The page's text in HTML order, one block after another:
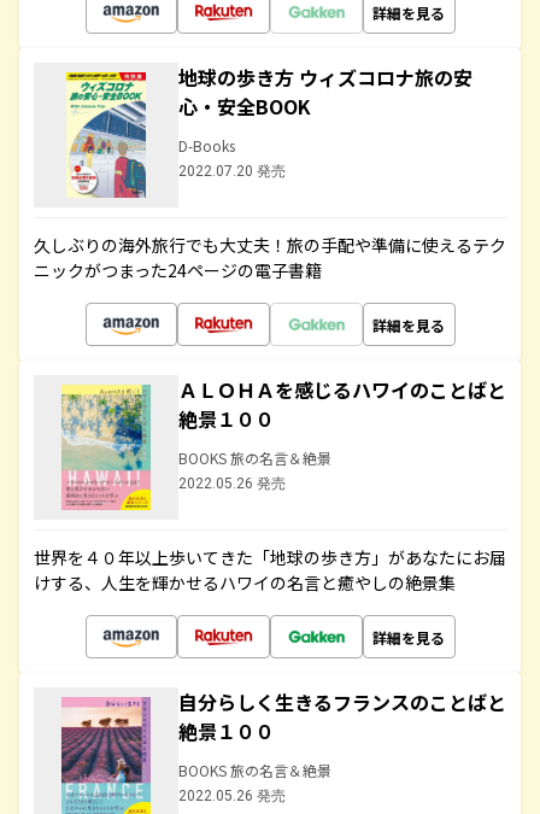
詳細を見る
地球の歩き方 ウィズコロナ旅の安
心・安全BOOK
D-Books
2022.07.20 発売
久しぶりの海外旅行でも大丈夫！旅の手配や準備に使えるテク
ニックがつまった24ページの電子書籍
詳細を見る
ＡＬＯＨＡを感じるハワイのことばと
絶景１００
BOOKS 旅の名言＆絶景
2022.05.26 発売
世界を４０年以上歩いてきた「地球の歩き方」があなたにお届
けする、人生を輝かせるハワイの名言と癒やしの絶景集
詳細を見る
自分らしく生きるフランスのことばと
絶景１００
BOOKS 旅の名言＆絶景
2022.05.26 発売